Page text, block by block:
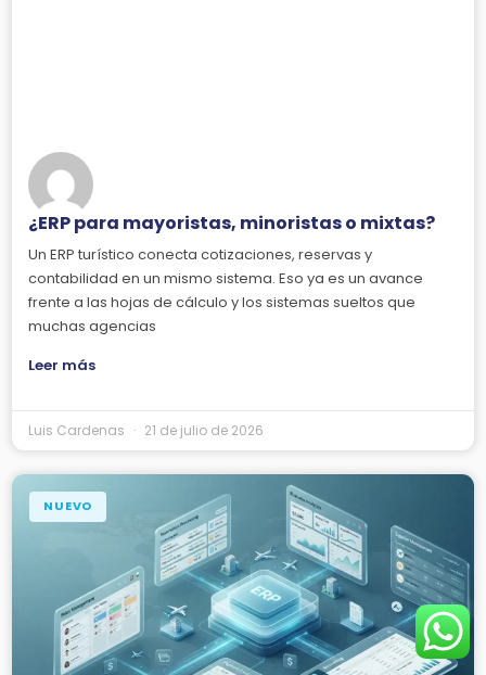
¿ERP para mayoristas, minoristas o mixtas?
Un ERP turístico conecta cotizaciones, reservas y
contabilidad en un mismo sistema. Eso ya es un avance
frente a las hojas de cálculo y los sistemas sueltos que
muchas agencias
Leer más
Luis Cardenas 21 de julio de 2026
NUEVO